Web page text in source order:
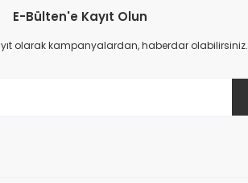
E-Bülten'e Kayıt Olun
olarak kampanyalardan, haberdar olabilirsiniz.